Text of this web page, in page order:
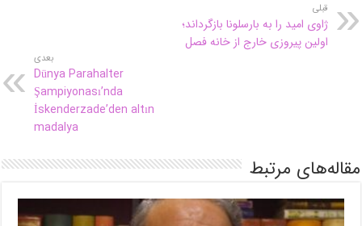
قبلی
ژاوی امید را به بارسلونا بازگرداند؛
اولین پیروزی خارج از خانه فصل
بعدی
Dünya Parahalter
Şampiyonası’nda
İskenderzade’den altın
madalya
مقاله‌های مرتبط